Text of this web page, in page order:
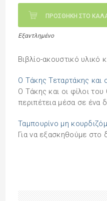
ΠΡΟΣΘΗΚΗ ΣΤΟ
Εξαντλημένο
Βιβλίο-ακουστικό υλικό
Ο Τάκης Τεταρτάκης και
Ο Τάκης και οι φίλοι
περιπέτεια μέσα σε ένα
Ταμπουρίνο μη
Για να εξασκηθούμε στο